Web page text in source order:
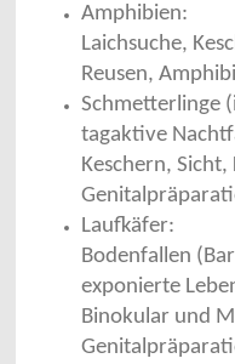
Amphibien:
Laichsuche,
Reusen,
Schmetterlinge
tagaktive
Keschern,
Laufkäfer:
Bodenfallen
exponierte
Binokular und